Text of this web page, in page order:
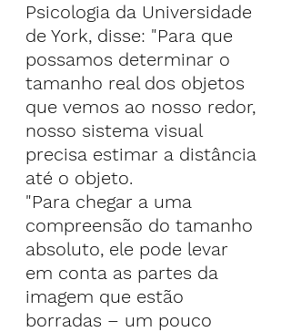
Psicologia da Universidade
de York, disse: "Para que
possamos determinar o
tamanho real dos objetos
que vemos ao nosso redor,
nosso sistema visual
precisa estimar a distância
até o objeto.
"Para chegar a uma
compreensão do tamanho
absoluto, ele pode levar
em conta as partes da
imagem que estão
borradas – um pouco